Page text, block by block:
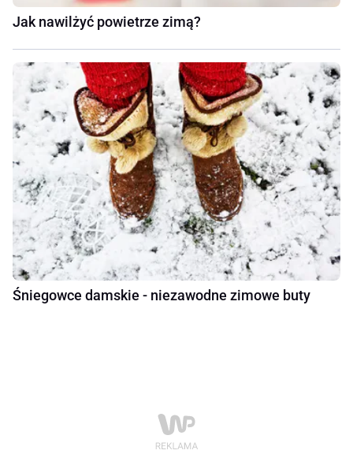
Jak nawilżyć powietrze zimą?
Śniegowce damskie - niezawodne zimowe buty